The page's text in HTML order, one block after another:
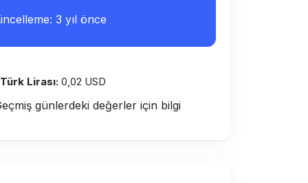
3 yıl önce
Türk Lirası: 0,02 USD
günlerdeki değerler için bilgi